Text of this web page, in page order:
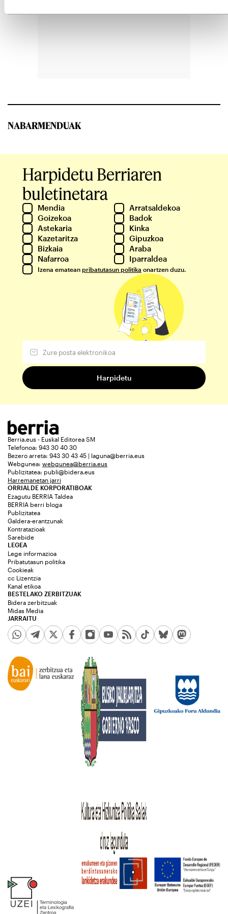
NABARMENDUAK
Harpidetu Berriaren
buletinetara
Mendia
Arratsaldekoa
Goizekoa
Badok
Astekaria
Kinka
Kazetaritza
Gipuzkoa
Bizkaia
Araba
Nafarroa
Iparraldea
Izena ematean pribatutasun politika onartzen duzu.
Berria.eus - Euskal Editorea SM
Telefonoa: 943 30 40 30
Bezero arreta: 943 30 43 45 | laguna@berria.eus
Webgunea: webgunea@berria.eus
Publizitatea: publi@bidera.eus
Harremanetan jarri
ORRIALDE KORPORATIBOAK
Ezagutu BERRIA Taldea
BERRIA berri bloga
Publizitatea
Galdera-erantzunak
Kontratazioak
Sarebide
JARRAITU
LEGEA
Lege informazioa
Pribatutasun politika
Cookieak
cc Lizentzia
Kanal etikoa
BESTELAKO ZERBITZUAK
Bidera zerbitzuak
Midas Media